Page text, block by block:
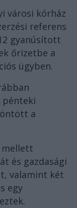
városi kórház
referens
gyanúsított
őrizetbe a
ügyben.
pénteki
a
mellett
és gazdasági
valamint két
egy